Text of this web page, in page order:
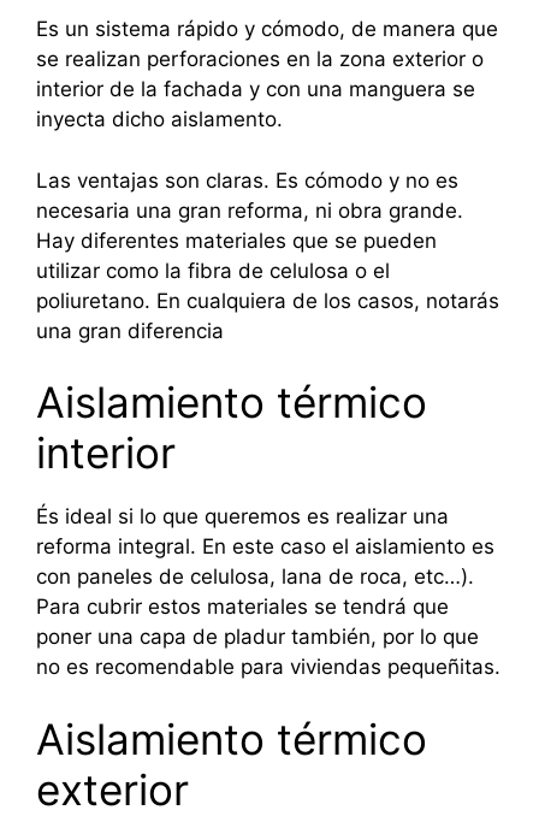
Es un sistema rápido y cómodo, de manera que
se realizan perforaciones en la zona exterior o
interior de la fachada y con una manguera se
inyecta dicho aislamento.
Las ventajas son claras. Es cómodo y no es
necesaria una gran reforma, ni obra grande.
Hay diferentes materiales que se pueden
utilizar como la fibra de celulosa o el
poliuretano. En cualquiera de los casos, notarás
una gran diferencia
Aislamiento térmico
interior
És ideal si lo que queremos es realizar una
reforma integral. En este caso el aislamiento es
con paneles de celulosa, lana de roca, etc…).
Para cubrir estos materiales se tendrá que
poner una capa de pladur también, por lo que
no es recomendable para viviendas pequeñitas.
Aislamiento térmico
exterior